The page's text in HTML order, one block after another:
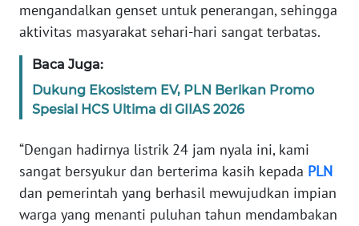
mengandalkan genset untuk penerangan, sehingga
aktivitas masyarakat sehari-hari sangat terbatas.
Baca Juga:
Dukung Ekosistem EV, PLN Berikan Promo
Spesial HCS Ultima di GIIAS 2026
“Dengan hadirnya listrik 24 jam nyala ini, kami
sangat bersyukur dan berterima kasih kepada PLN
dan pemerintah yang berhasil mewujudkan impian
warga yang menanti puluhan tahun mendambakan
WN
BANTEN
NTT
KEPRI
WN
PAPUA